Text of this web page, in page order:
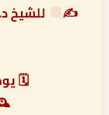
✍
للشيخ
🗓 يوم